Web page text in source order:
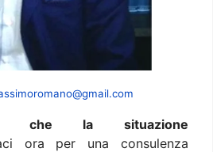
che la situazione
ora per una consulenza